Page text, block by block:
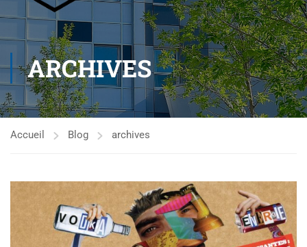
ARCHIVES
Accueil Blog archives